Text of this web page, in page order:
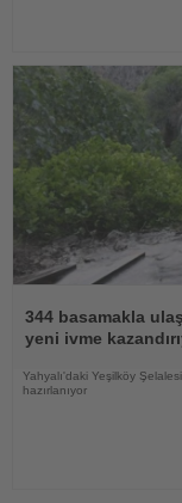
Oku
344 basamakla
yeni ivme
Yahyalı'daki Yeşilköy
hazırlanıyor